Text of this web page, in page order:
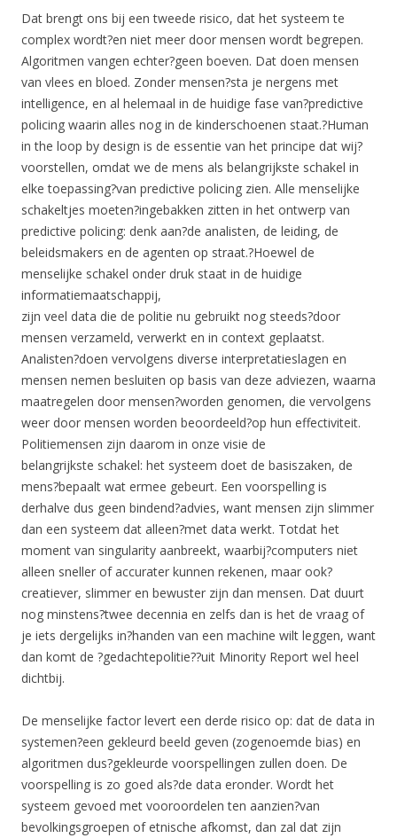
Dat brengt ons bij een tweede risico, dat het systeem te
complex wordt?en niet meer door mensen wordt begrepen.
Algoritmen vangen echter?geen boeven. Dat doen mensen
van vlees en bloed. Zonder mensen?sta je nergens met
intelligence, en al helemaal in de huidige fase van?predictive
policing waarin alles nog in de kinderschoenen staat.?Human
in the loop by design is de essentie van het principe dat wij?
voorstellen, omdat we de mens als belangrijkste schakel in
elke toepassing?van predictive policing zien. Alle menselijke
schakeltjes moeten?ingebakken zitten in het ontwerp van
predictive policing: denk aan?de analisten, de leiding, de
beleidsmakers en de agenten op straat.?Hoewel de
menselijke schakel onder druk staat in de huidige
informatiemaatschappij,
zijn veel data die de politie nu gebruikt nog steeds?door
mensen verzameld, verwerkt en in context geplaatst.
Analisten?doen vervolgens diverse interpretatieslagen en
mensen nemen besluiten op basis van deze adviezen, waarna
maatregelen door mensen?worden genomen, die vervolgens
weer door mensen worden beoordeeld?op hun effectiviteit.
Politiemensen zijn daarom in onze visie de
belangrijkste schakel: het systeem doet de basiszaken, de
mens?bepaalt wat ermee gebeurt. Een voorspelling is
derhalve dus geen bindend?advies, want mensen zijn slimmer
dan een systeem dat alleen?met data werkt. Totdat het
moment van singularity aanbreekt, waarbij?computers niet
alleen sneller of accurater kunnen rekenen, maar ook?
creatiever, slimmer en bewuster zijn dan mensen. Dat duurt
nog minstens?twee decennia en zelfs dan is het de vraag of
je iets dergelijks in?handen van een machine wilt leggen, want
dan komt de ?gedachtepolitie??uit Minority Report wel heel
dichtbij.
De menselijke factor levert een derde risico op: dat de data in
systemen?een gekleurd beeld geven (zogenoemde bias) en
algoritmen dus?gekleurde voorspellingen zullen doen. De
voorspelling is zo goed als?de data eronder. Wordt het
systeem gevoed met vooroordelen ten aanzien?van
bevolkingsgroepen of etnische afkomst, dan zal dat zijn